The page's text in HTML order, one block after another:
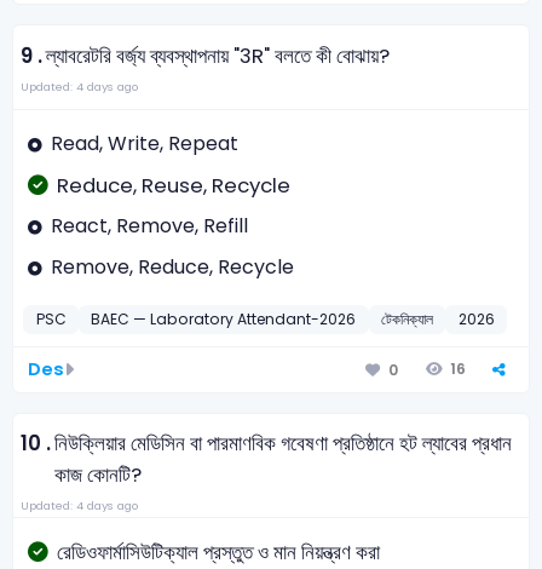
9 .ল্যাবরেটরি বর্জ্য ব্যবস্থাপনায় "3R" বলতে কী বোঝায়?
Updated: 4 days ago
Read, Write, Repeat
Reduce, Reuse, Recycle
React, Remove, Refill
Remove, Reduce, Recycle
PSC BAEC — Laboratory Attendant-2026 টেকনিক্যাল 2026
Des 0 16
10 .নিউক্লিয়ার মেডিসিন বা পারমাণবিক গবেষণা প্রতিষ্ঠানে হট ল্যাবের প্রধান
কাজ কোনটি?
Updated: 4 days ago
রেডিওফার্মাসিউটিক্যাল প্রস্তুত ও মান নিয়ন্ত্রণ করা